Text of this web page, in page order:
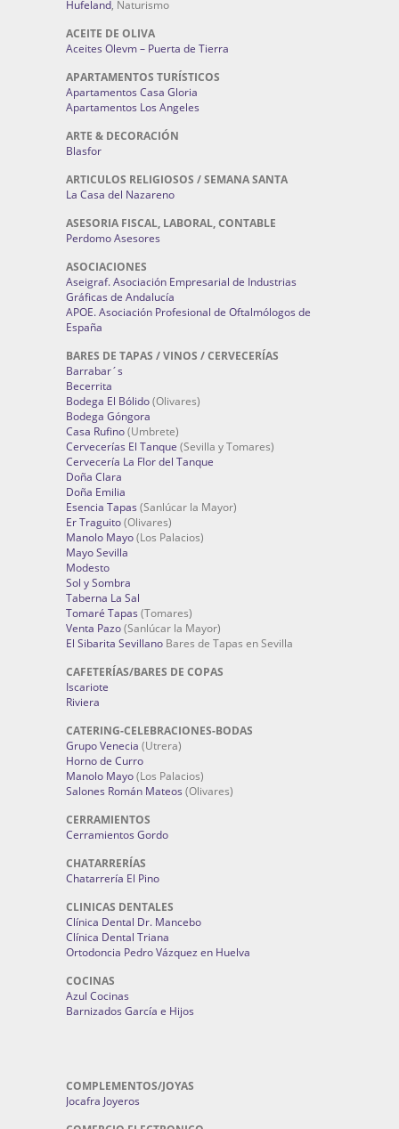
Hufeland, Naturismo
ACEITE DE OLIVA
Aceites Olevm – Puerta de Tierra
APARTAMENTOS TURÍSTICOS
Apartamentos Casa Gloria
Apartamentos Los Angeles
ARTE & DECORACIÓN
Blasfor
ARTICULOS RELIGIOSOS / SEMANA SANTA
La Casa del Nazareno
ASESORIA FISCAL, LABORAL, CONTABLE
Perdomo Asesores
ASOCIACIONES
Aseigraf. Asociación Empresarial de Industrias
Gráficas de Andalucía
APOE. Asociación Profesional de Oftalmólogos de
España
BARES DE TAPAS / VINOS / CERVECERÍAS
Barrabar´s
Becerrita
Bodega El Bólido(Olivares)
Bodega Góngora
Casa Rufino(Umbrete)
Cervecerías El Tanque (Sevilla y Tomares)
Cervecería La Flor del Tanque
Doña Clara
Doña Emilia
Esencia Tapas (Sanlúcar la Mayor)
Er Traguito(Olivares)
Manolo Mayo(Los Palacios)
Mayo Sevilla
Modesto
Sol y Sombra
Taberna La Sal
Tomaré Tapas (Tomares)
Venta Pazo(Sanlúcar la Mayor)
El Sibarita Sevillano Bares de Tapas en Sevilla
CAFETERÍAS/BARES DE COPAS
Iscariote
Riviera
CATERING-CELEBRACIONES-BODAS
Grupo Venecia (Utrera)
Horno de Curro
Manolo Mayo(Los Palacios)
Salones Román Mateos (Olivares)
CERRAMIENTOS
Cerramientos Gordo
CHATARRERÍAS
Chatarrería El Pino
CLINICAS DENTALES
Clínica Dental Dr. Mancebo
Clínica Dental Triana
Ortodoncia Pedro Vázquez en Huelva
COCINAS
Azul Cocinas
Barnizados García e Hijos
COMPLEMENTOS/JOYAS
Jocafra Joyeros